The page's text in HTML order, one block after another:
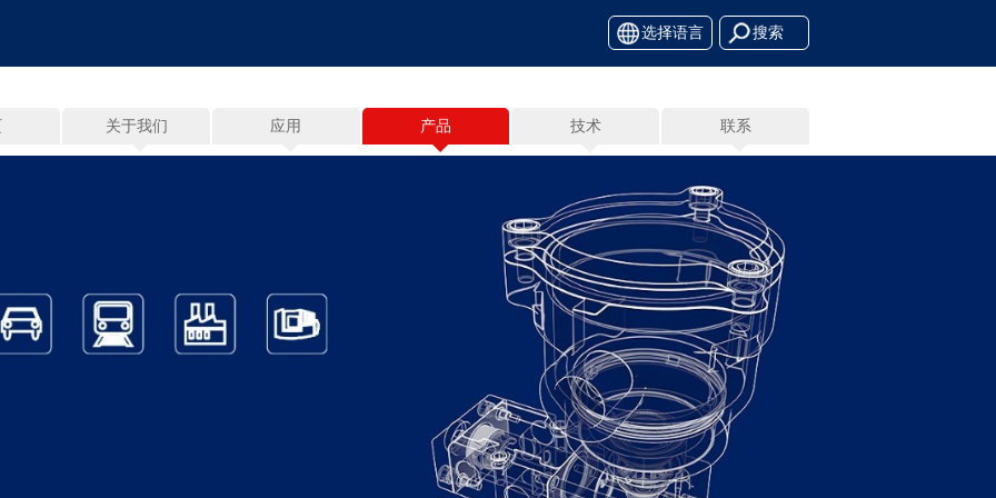
选择语言
关于我们 应用 产品 技术 联系